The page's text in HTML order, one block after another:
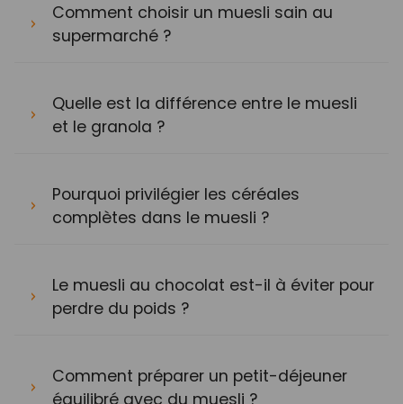
Comment choisir un muesli sain au
supermarché ?
Quelle est la différence entre le muesli
et le granola ?
Pourquoi privilégier les céréales
complètes dans le muesli ?
Le muesli au chocolat est-il à éviter pour
perdre du poids ?
Comment préparer un petit-déjeuner
équilibré avec du muesli ?